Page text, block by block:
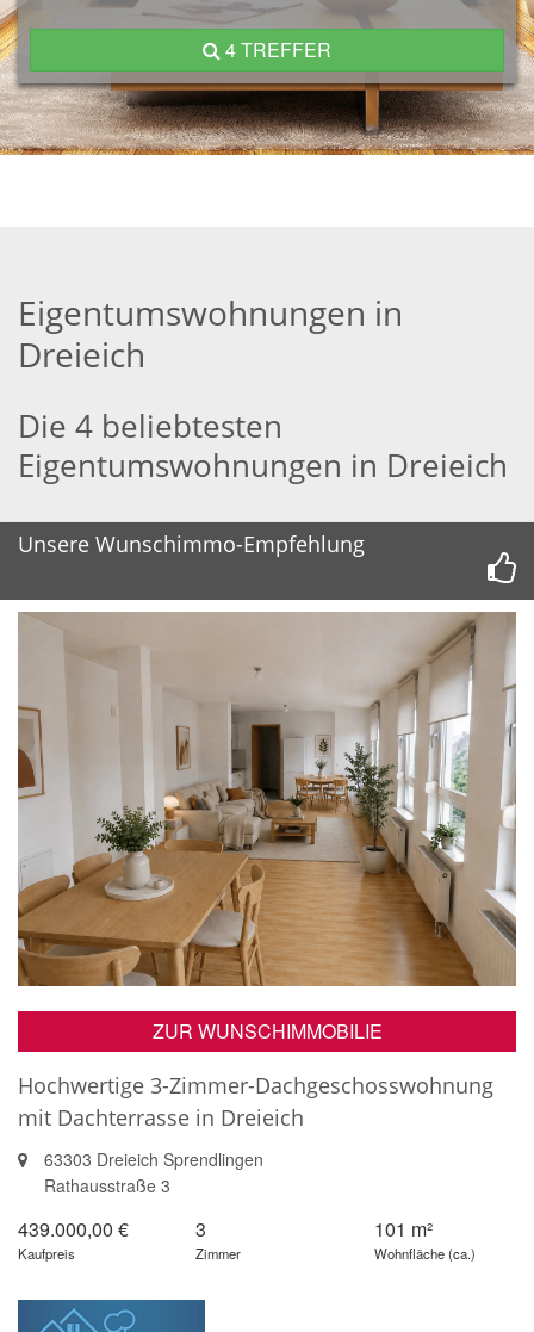
4 TREFFER
Eigentumswohnungen in
Dreieich
Die 4 beliebtesten
Eigentumswohnungen in Dreieich
Unsere Wunschimmo-Empfehlung
ZUR WUNSCHIMMOBILIE
Hochwertige 3-Zimmer-Dachgeschosswohnung
mit Dachterrasse in Dreieich
63303 Dreieich Sprendlingen
Rathausstraße 3
439.000,00 €
Kaufpreis
3
Zimmer
101 m²
Wohnfläche (ca.)